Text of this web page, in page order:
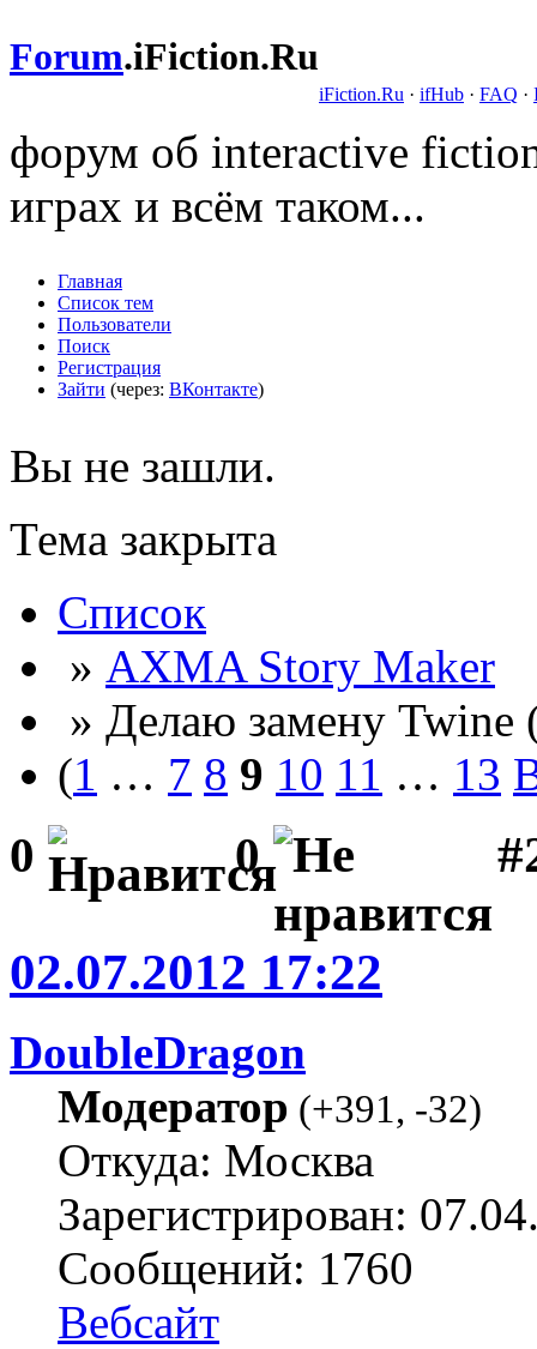
Forum.iFiction.Ru
iFiction.Ru · ifHub · FAQ ·
форум об interactive
играх и всём таком...
Главная
Список тем
Пользователи
Поиск
Регистрация
Зайти (через: ВКонтакте)
Вы не зашли.
Тема закрыта
Список
» AXMA Story Maker
» Делаю замену Twine
(1 … 7 8 9 10 11 … 13
0 0
02.07.2012 17:22
DoubleDragon
Модератор (+391, -32)
Откуда: Москва
Зарегистрирован:
Сообщений: 1760
Вебсайт